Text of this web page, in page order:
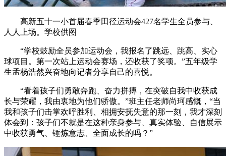
高新五十一小首届春季田径运动会427名学生全员参与、
人人上场。学校供图
“学校鼓励全员参加运动会，我报名了跳远、跳高、实心
球项目。第一次站上运动会赛场，还收获了奖项。”五年级学
生孟杨浩然兴奋地向记者分享自己的喜悦。
“看着孩子们勇敢奔跑、奋力拼搏，在突破自我中收获成
长与荣耀，我由衷地为他们骄傲。”班主任老师尚珂感慨，“当
我和孩子们击掌欢呼胜利、相拥安抚失意的那一刻，我才深刻
体会到：孩子们不就是在这种亲身参与、真实体验、自信展示
中收获勇气、锤炼意志、全面成长的吗？”